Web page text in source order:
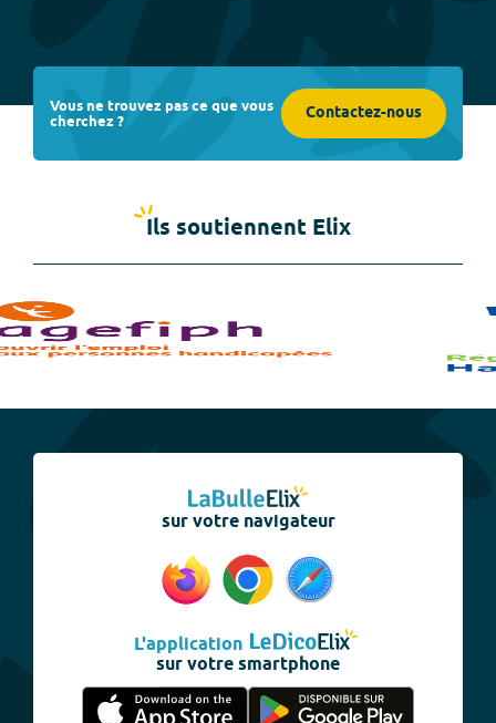
Vous ne trouvez pas ce que vous
cherchez ? Contactez-nous
Ils soutiennent Elix
sur votre navigateur
L'application
sur votre smartphone